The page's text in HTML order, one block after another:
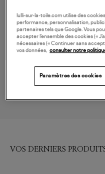
FARM RIO
VOS DERNIERS
lulli-sur-la-toile.com utilise des
performance, personnalisation,
partenaires tels que Google. Vous
accepter l’ensemble des cookies («
nécessaires (« Continuer sans
vos données, consulter notre
Paramètres des cookies